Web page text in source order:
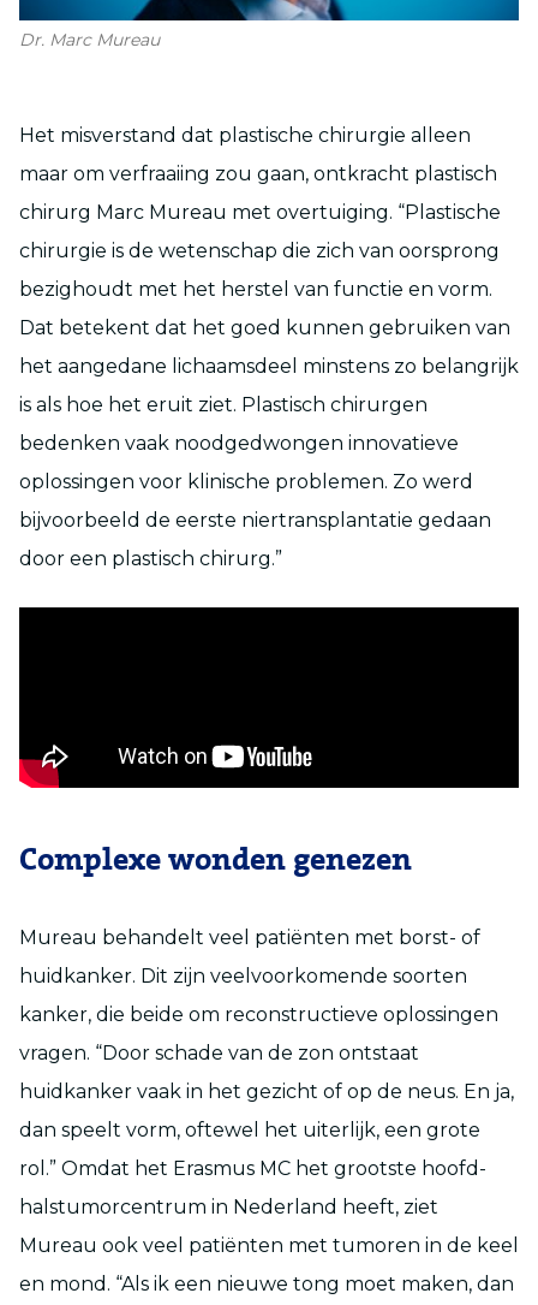
Dr. Marc Mureau
Het misverstand dat plastische chirurgie alleen
maar om verfraaiing zou gaan, ontkracht plastisch
chirurg Marc Mureau met overtuiging. “Plastische
chirurgie is de wetenschap die zich van oorsprong
bezighoudt met het herstel van functie en vorm.
Dat betekent dat het goed kunnen gebruiken van
het aangedane lichaamsdeel minstens zo belangrijk
is als hoe het eruit ziet. Plastisch chirurgen
bedenken vaak noodgedwongen innovatieve
oplossingen voor klinische problemen. Zo werd
bijvoorbeeld de eerste niertransplantatie gedaan
door een plastisch chirurg.”
Complexe wonden genezen
Mureau behandelt veel patiënten met borst- of
huidkanker. Dit zijn veelvoorkomende soorten
kanker, die beide om reconstructieve oplossingen
vragen. “Door schade van de zon ontstaat
huidkanker vaak in het gezicht of op de neus. En ja,
dan speelt vorm, oftewel het uiterlijk, een grote
rol.” Omdat het Erasmus MC het grootste hoofd-
halstumorcentrum in Nederland heeft, ziet
Mureau ook veel patiënten met tumoren in de keel
en mond. “Als ik een nieuwe tong moet maken, dan